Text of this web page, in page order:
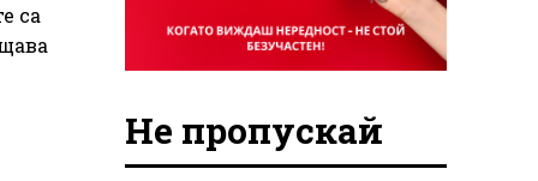
са
Не пропускай